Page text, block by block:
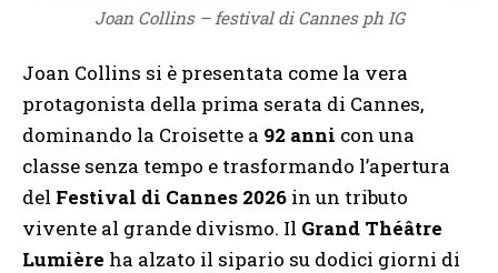
Joan Collins – festival di Cannes ph IG
Joan Collins si è presentata come la vera
protagonista della prima serata di Cannes,
dominando la Croisette a 92 anni con una
classe senza tempo e trasformando l’apertura
del Festival di Cannes 2026 in un tributo
vivente al grande divismo. Il Grand Théâtre
Lumière ha alzato il sipario su dodici giorni di